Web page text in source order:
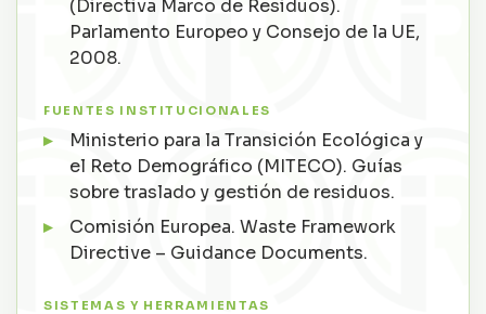
(Directiva Marco de Residuos).
Parlamento Europeo y Consejo de la UE,
2008.
FUENTES INSTITUCIONALES
Ministerio para la Transición Ecológica y
el Reto Demográfico (MITECO). Guías
sobre traslado y gestión de residuos.
Comisión Europea. Waste Framework
Directive – Guidance Documents.
SISTEMAS Y HERRAMIENTAS